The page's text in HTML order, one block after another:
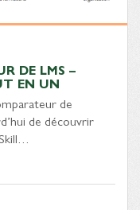
DE LMS –
EN UN
de
de découvrir